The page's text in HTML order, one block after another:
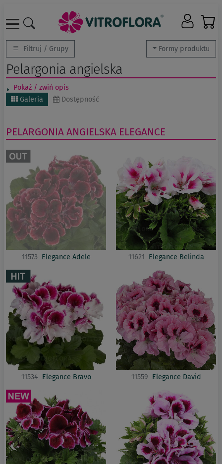
Formy produktu
Filtruj / Grupy
Pelargonia angielska
Pokaż / zwiń opis
Galeria
Dostępność
PELARGONIA ANGIELSKA ELEGANCE
11573 Elegance Adele 11621 Elegance Belinda
11534 Elegance Bravo 11559 Elegance David